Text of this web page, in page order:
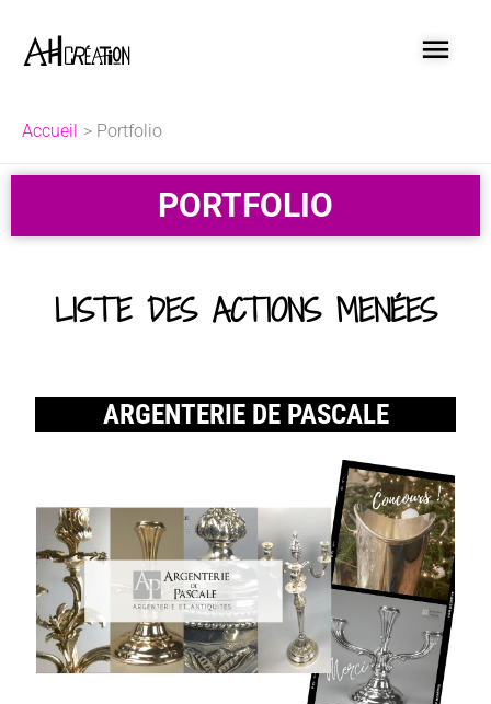
contenu
Accueil Portfolio
PORTFOLIO
LISTE DES ACTIONS MENÉES
ARGENTERIE DE PASCALE